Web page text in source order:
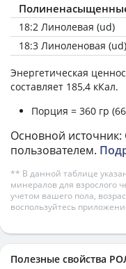
18:2 Линолевая (ud)
18:3 Линоленовая (ud)
Энергетическая
составляет 185,4 кКал.
Порция = 360 гр
Основной
пользователем.
** В данной таблице
минералов для взрослого
учетом вашего пола,
воспользуйтесь
Полезные свойства